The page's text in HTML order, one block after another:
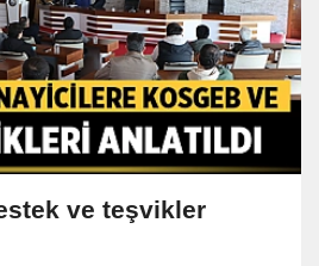
ve teşvikler